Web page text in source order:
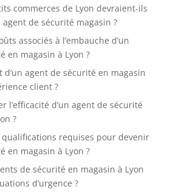
commerces de Lyon devraient-ils
de sécurité magasin ?
associés à l’embauche d’un
en magasin à Lyon ?
d’un agent de sécurité en magasin
client ?
l’efficacité d’un agent de sécurité
?
qualifications requises pour devenir
en magasin à Lyon ?
de sécurité en magasin à Lyon
d’urgence ?